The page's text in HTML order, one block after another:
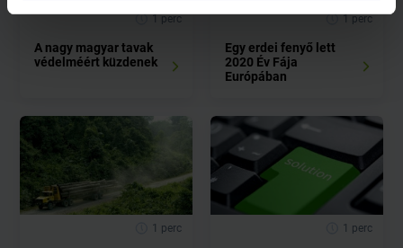
1 perc
A nagy magyar tavak
védelméért küzdenek
1 perc
Egy erdei fenyő lett
2020 Év Fája
Európában
1 perc 1 perc